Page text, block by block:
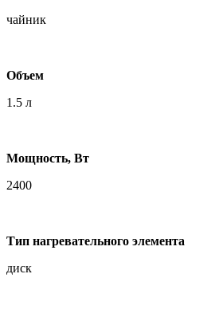
чайник
Объем
1.5 л
Мощность, Вт
2400
Тип нагревательного элемента
диск